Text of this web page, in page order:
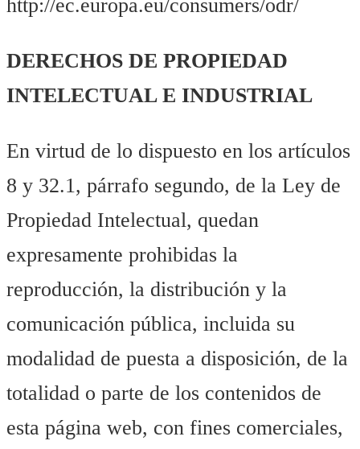
http://ec.europa.eu/consumers/odr/
DERECHOS DE PROPIEDAD
INTELECTUAL E INDUSTRIAL
En virtud de lo dispuesto en los artículos
8 y 32.1, párrafo segundo, de la Ley de
Propiedad Intelectual, quedan
expresamente prohibidas la
reproducción, la distribución y la
comunicación pública, incluida su
modalidad de puesta a disposición, de la
totalidad o parte de los contenidos de
esta página web, con fines comerciales,